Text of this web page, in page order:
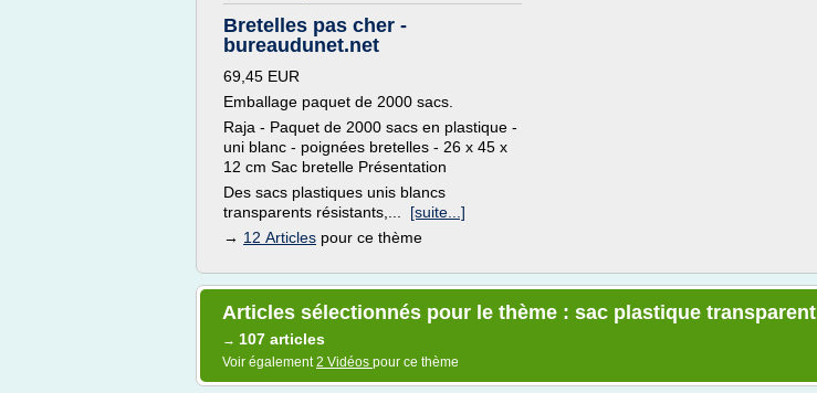
Bretelles pas cher -
bureaudunet.net
69,45 EUR
Emballage paquet de 2000 sacs.
Raja - Paquet de 2000 sacs en plastique -
uni blanc - poignées bretelles - 26 x 45 x
12 cm Sac bretelle Présentation
Des sacs plastiques unis blancs
transparents résistants,... [suite...]
→ 12 Articles pour ce thème
Articles sélectionnés pour le thème : sac plastique transparent
→ 107 articles
Voir également2 Vidéos pour ce thème